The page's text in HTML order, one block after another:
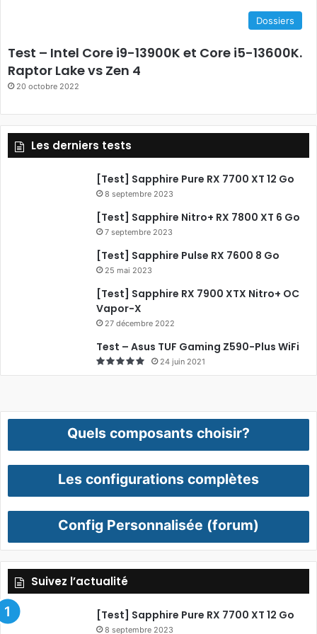
k
Dossiers
Test – Intel Core i9-13900K et Core i5-13600K.
Raptor Lake vs Zen 4
20 octobre 2022
Les derniers tests
[Test] Sapphire Pure RX 7700 XT 12 Go
8 septembre 2023
[Test] Sapphire Nitro+ RX 7800 XT 6 Go
7 septembre 2023
[Test] Sapphire Pulse RX 7600 8 Go
25 mai 2023
[Test] Sapphire RX 7900 XTX Nitro+ OC
Vapor-X
27 décembre 2022
Test – Asus TUF Gaming Z590-Plus WiFi
24 juin 2021
Quels composants choisir?
Les configurations complètes
Config Personnalisée (forum)
Suivez l’actualité
[Test] Sapphire Pure RX 7700 XT 12 Go
8 septembre 2023